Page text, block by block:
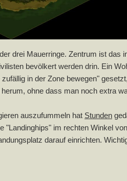
drei Mauerringe. Zentrum ist das
bevölkert werden drin. Ein
in der Zone bewegen"
ohne dass man noch extra
auszufummeln hat Stunden
im rechten Winkel
darauf einrichten.